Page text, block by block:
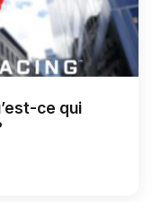
ce qui